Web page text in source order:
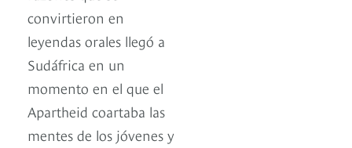
convirtieron en
leyendas orales llegó a
Sudáfrica en un
momento en el que el
Apartheid coartaba las
mentes de los jóvenes y